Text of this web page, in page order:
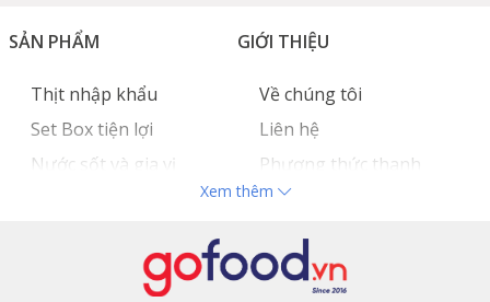
SẢN PHẨM
Thịt nhập khẩu
Set Box tiện lợi
Nước sốt và gia vị
GIỚI THIỆU
Về chúng tôi
Liên hệ
Phương thức thanh
toán
Tuyển dụng
Xem thêm